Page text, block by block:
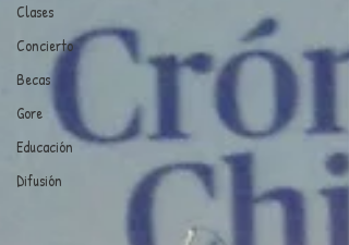
Clases
Concierto
Becas
Gore
Educación
Difusión